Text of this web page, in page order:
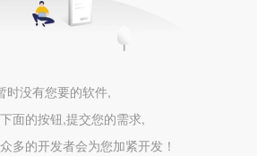
时没有您要的软件,
面的按钮,提交您的需求,
多的开发者会为您加紧开发！